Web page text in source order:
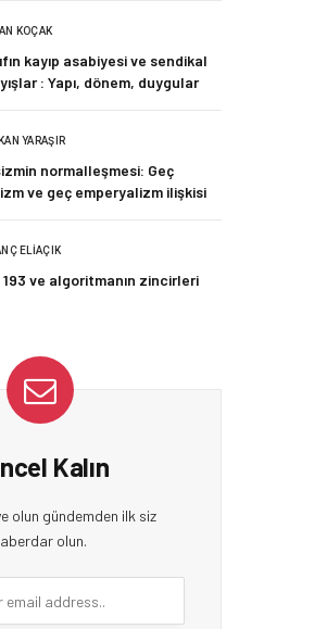
KOÇAK
kayıp asabiyesi ve sendikal
: Yapı, dönem, duygular
YARAŞIR
normalleşmesi: Geç
ve geç emperyalizm ilişkisi
ELIAÇIK
193 ve algoritmanın zincirleri
Kalın
olun gündemden ilk siz
olun.